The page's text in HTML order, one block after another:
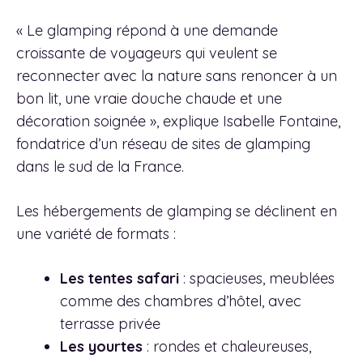
« Le glamping répond à une demande
croissante de voyageurs qui veulent se
reconnecter avec la nature sans renoncer à un
bon lit, une vraie douche chaude et une
décoration soignée », explique Isabelle Fontaine,
fondatrice d’un réseau de sites de glamping
dans le sud de la France.
Les hébergements de glamping se déclinent en
une variété de formats :
Les tentes safari : spacieuses, meublées
comme des chambres d’hôtel, avec
terrasse privée
Les yourtes : rondes et chaleureuses,